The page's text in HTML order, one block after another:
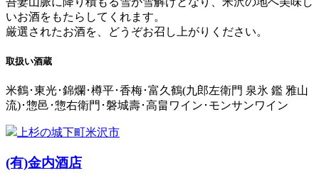
いお酒をもたらしてくれます。
厳選されたお酒を、どうぞお召し上がりください。
取扱い酒蔵
米鶴･東光･錦爛･樽平･香梅･富久鶴(九郎左衛門 泉氷 鑑 雅山
流)･惣邑･惣右衛門･磐城壽･高畠ワイン･モンサンワイン
上杉の城下町米沢市
(有)金内酒店